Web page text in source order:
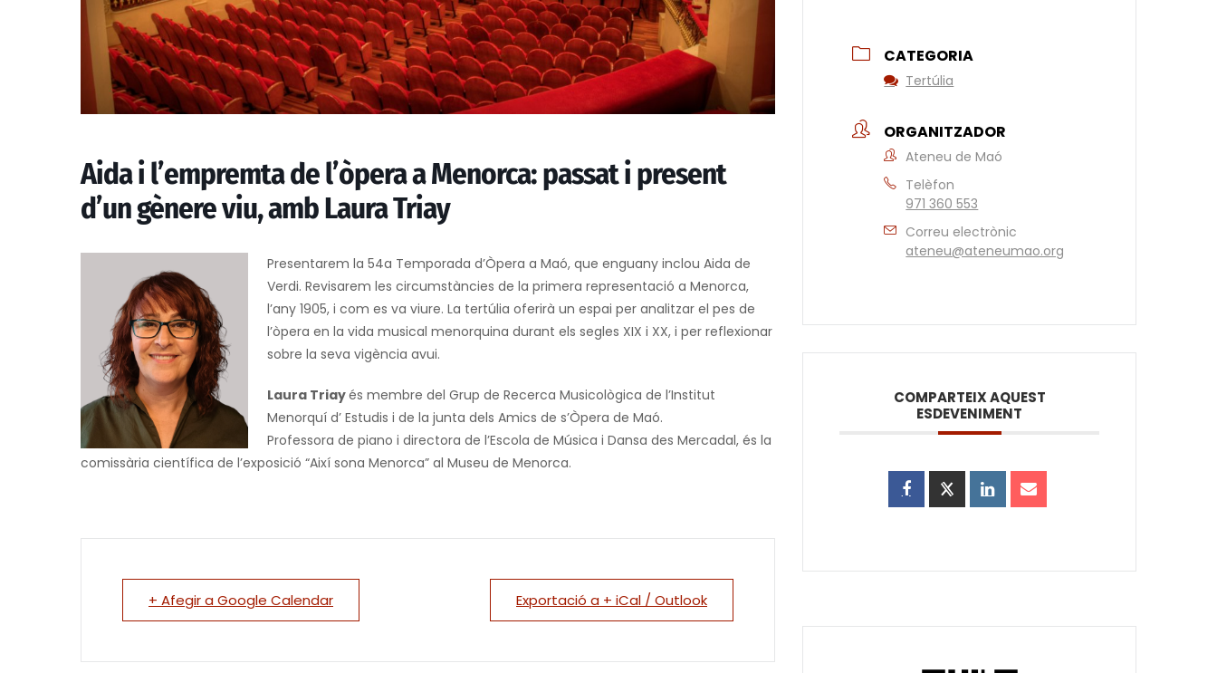
Aida i l’empremta de l’òpera a Menorca: passat i present
d’un gènere viu, amb Laura Triay
Presentarem la 54a Temporada d’Òpera a Maó, que enguany inclou Aida de
Verdi. Revisarem les circumstàncies de la primera representació a Menorca,
l’any 1905, i com es va viure. La tertúlia oferirà un espai per analitzar el pes de
l’òpera en la vida musical menorquina durant els segles XIX i XX, i per reflexionar
sobre la seva vigència avui.
Laura Triayés membre del Grup de Recerca Musicològica de l’Institut
Menorquí d’ Estudis i de la junta dels Amics de s’Òpera de Maó.
Professora de piano i directora de l’Escola de Música i Dansa des Mercadal, és la
comissària científica de l’exposició “Així sona Menorca” al Museu de Menorca.
+ Afegir a Google Calendar Exportació a + iCal / Outlook
CATEGORIA
Tertúlia
ORGANITZADOR
Ateneu de Maó
Telèfon
971 360 553
Correu electrònic
ateneu@ateneumao.org
COMPARTEIX AQUEST
ESDEVENIMENT